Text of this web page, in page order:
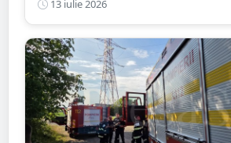
care refuză să lase sărăcia să-i
viitorul
13 iulie 2026